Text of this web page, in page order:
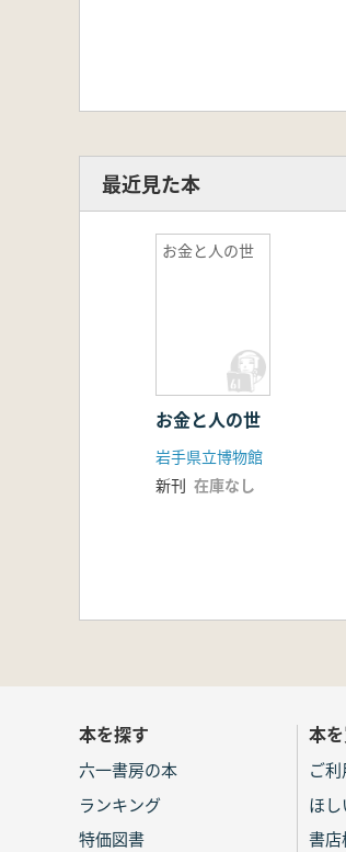
最近見た本
お金と人の世
お金と人の世
岩手県立博物館
新刊 在庫なし
本を探す
六一書房の本
ランキング
特価図書
本
ご
ほ
書店